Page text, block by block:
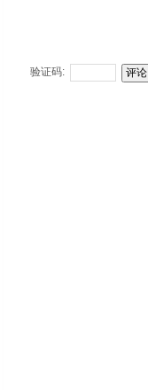
验证码: